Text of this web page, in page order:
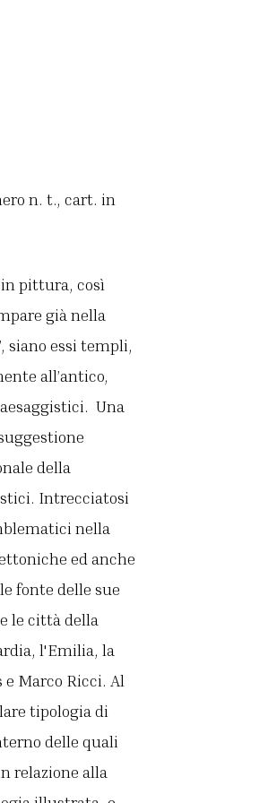
n. t., cart. in
pittura, così
già nella
siano essi templi,
all’antico,
Una
della
Intrecciatosi
nella
ed anche
fonte delle sue
le città della
l'Emilia, la
e Marco Ricci. Al
tipologia di
delle quali
relazione alla